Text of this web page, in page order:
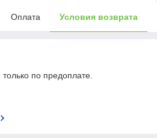
Оплата Условия возврата
по предоплате.